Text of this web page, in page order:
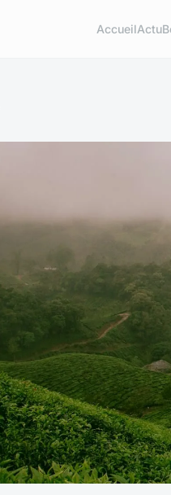
AccueilActu